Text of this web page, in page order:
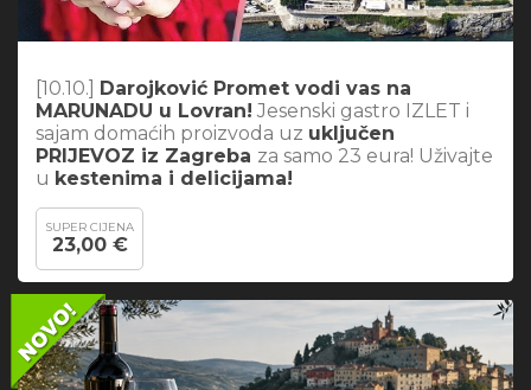
[10.10.]
Darojković Promet vodi vas na
MARUNADU u Lovran! Jesenski gastro IZLET i
sajam domaćih proizvoda uz uključen
PRIJEVOZ iz Zagreba za samo 23 eura! Uživajte
u kestenima i delicijama!
SUPER CIJENA
23,00 €